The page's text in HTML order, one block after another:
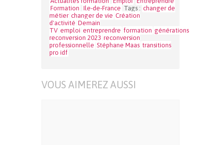
Formation Ile-de-France Tags : changer de
métier changer de vie Création
d'activité Demain
TV emploi entreprendre formation générations
reconversion 2023 reconversion
professionnelle Stéphane Maas transitions
pro idf
VOUS AIMEREZ AUSSI